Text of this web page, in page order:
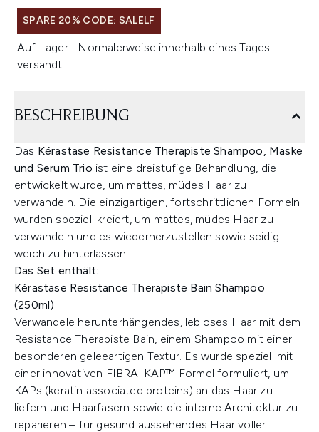
SPARE 20% CODE: SALELF
Auf Lager | Normalerweise innerhalb eines Tages
versandt
BESCHREIBUNG
Das Kérastase Resistance Therapiste Shampoo, Maske
und Serum Trio ist eine dreistufige Behandlung, die
entwickelt wurde, um mattes, müdes Haar zu
verwandeln. Die einzigartigen, fortschrittlichen Formeln
wurden speziell kreiert, um mattes, müdes Haar zu
verwandeln und es wiederherzustellen sowie seidig
weich zu hinterlassen.
Das Set enthält:
Kérastase Resistance Therapiste Bain Shampoo
(250ml)
Verwandele herunterhängendes, lebloses Haar mit dem
Resistance Therapiste Bain, einem Shampoo mit einer
besonderen geleeartigen Textur. Es wurde speziell mit
einer innovativen FIBRA-KAP™ Formel formuliert, um
KAPs (keratin associated proteins) an das Haar zu
liefern und Haarfasern sowie die interne Architektur zu
reparieren – für gesund aussehendes Haar voller